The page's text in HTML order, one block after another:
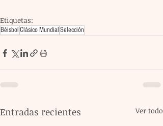
Etiquetas:
BéisbolClásico MundialSelección
Entradas recientes Ver todo